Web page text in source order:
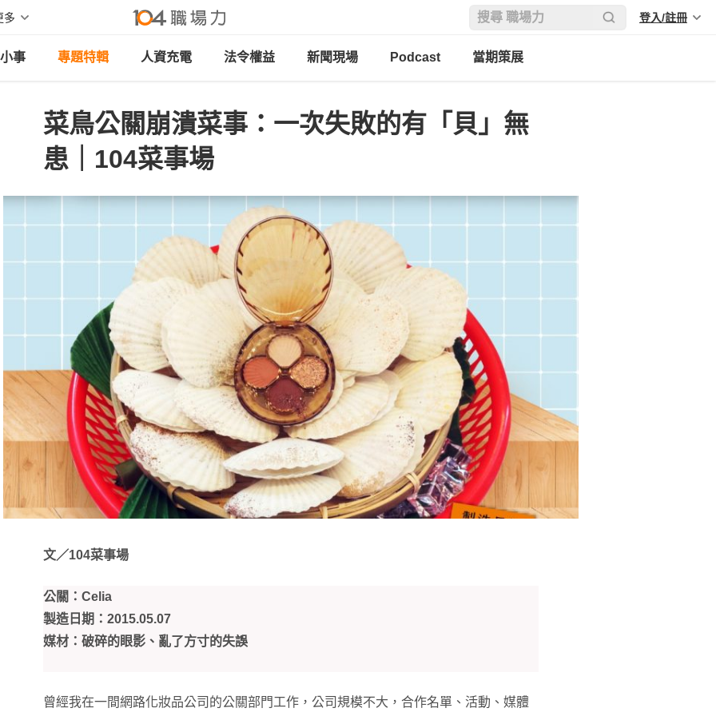
多 登入/註冊
事 專題特輯 人資充電 法令權益 新聞現場 Podcast 當期策展
菜鳥公關崩潰菜事：一次失敗的有「貝」無
患｜104菜事場
文／104菜事場
公關：Celia
製造日期：2015.05.07
媒材：破碎的眼影、亂了方寸的失誤
曾經我在一間網路化妝品公司的公關部門工作，公司規模不大，合作名單、活動、媒體